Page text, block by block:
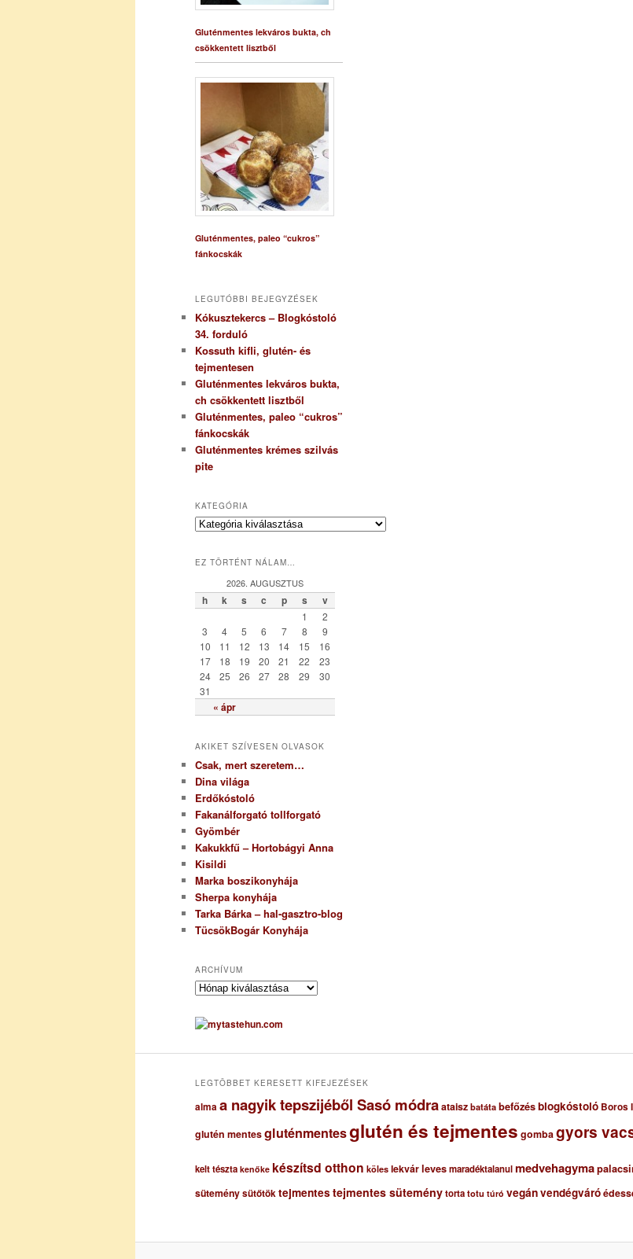
Gluténmentes lekváros bukta, ch
csökkentett lisztből
Gluténmentes, paleo “cukros”
fánkocskák
LEGUTÓBBI BEJEGYZÉSEK
Kókusztekercs – Blogkóstoló
34. forduló
Kossuth kifli, glutén- és
tejmentesen
Gluténmentes lekváros bukta,
ch csökkentett lisztből
Gluténmentes, paleo “cukros”
fánkocskák
Gluténmentes krémes szilvás
pite
KATEGÓRIA
K
e
r
EZ TÖRTÉNT NÁLAM…
2026. AUGUSZTUS
h k s c p s v
« ápr
1
2
3
4 5 6 7 8
9
10
11 12 13 14 15
16
17
18 19 20 21 22
23
24
25 26 27 28 29
30
31
AKIKET SZÍVESEN OLVASOK
Csak, mert szeretem…
Dina világa
Erdőkóstoló
Fakanálforgató tollforgató
Gyömbér
Kakukkfű – Hortobágyi Anna
Kisildi
Marka boszikonyhája
Sherpa konyhája
Tarka Bárka – hal-gasztro-blog
TücsökBogár Konyhája
ARCHÍVUM
A
c
h
uLEGTÖBBET KERESETT KIFEJEZÉSEK
almaa nagyik tepszijéből Sasó módraataisz batáta befőzésblogkóstoló Boros
glutén mentesgluténmentesglutén és tejmentes gombagyors
kelt tészta kenőke készítsd otthon köles lekvárlevesmaradéktalanulmedvehagyma
süteménysütőtöktejmentestejmentes süteménytorta totu túró vegánvendégváró